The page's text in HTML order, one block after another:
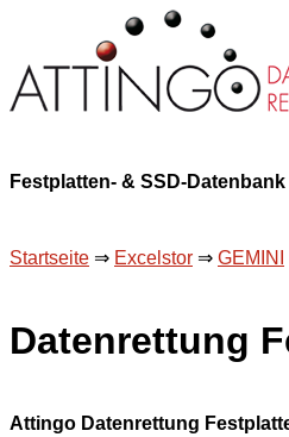
Festplatten- & SSD-
Startseite ⇒ Excelstor ⇒ GEMINI
Datenrettung
Attingo Datenrettung